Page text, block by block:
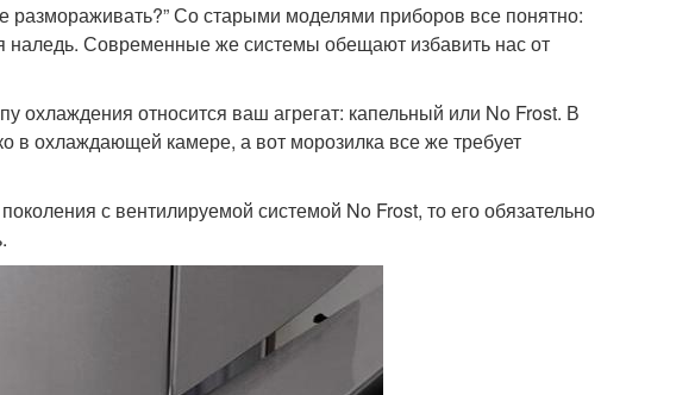
размораживать?” Со старыми моделями приборов все понятно:
наледь. Современные же системы обещают избавить нас от
охлаждения относится ваш агрегат: капельный или No Frost. В
в охлаждающей камере, а вот морозилка все же требует
с вентилируемой системой No Frost, то его обязательно